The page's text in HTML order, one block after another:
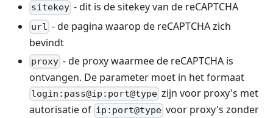
sitekey - dit is de sitekey van de reCAPTCHA
url - de pagina waarop de reCAPTCHA zich
bevindt
proxy - de proxy waarmee de reCAPTCHA is
ontvangen. De parameter moet in het formaat
login:pass@ip:port@type zijn voor proxy's met
autorisatie of ip:port@type voor proxy's zonder